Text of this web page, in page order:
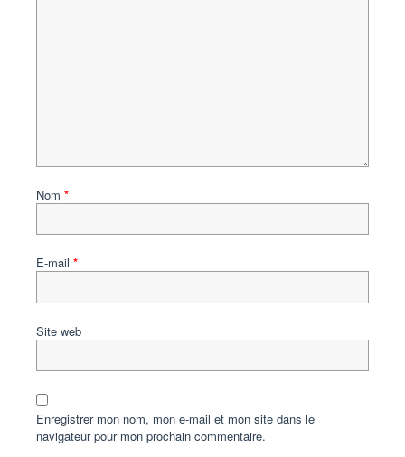
Nom *
E-mail *
Site web
Enregistrer mon nom, mon e-mail et mon site dans le
navigateur pour mon prochain commentaire.